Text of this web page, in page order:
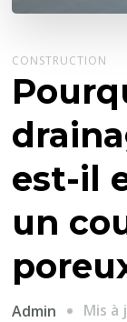
CONSTRUCTION
est-il
un
Admin Mis à